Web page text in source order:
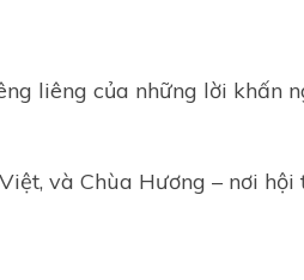
liêng của những lời khấn
và Chùa Hương – nơi hội